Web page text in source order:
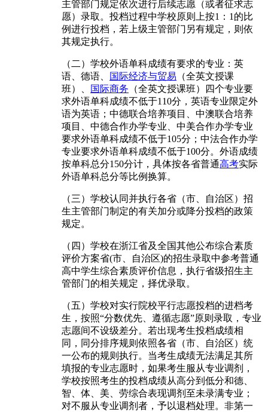
主管部门规定依次进行后续志愿（或者征求志
愿）录取。投档过程中学校原则上按1：1的比
例进行投档，若上级主管部门另有规定，则依
其规定执行。
（二）学校外语单科成绩有要求的专业：英
语、德语、
国际经济与贸易 （全英文授课
班）、
国际商务 （全英文授课班）四个专业要
求外语单科成绩不低于110分，英语专业限定外
语为英语；中德联合培养项目、中澳联合培养
项目、中德合作办学专业、中美合作办学专业
要求外语单科成绩不低于105分；中法合作办学
专业要求外语单科成绩不低于100分。外语成绩
按单科总分150分计，具体按各省普通高考实际
外语单科总分等比例换算。
（三）学校认同并执行各省（市、自治区）招
生主管部门制定的有关加分或降分投档的政策
规定。
（四）学校在浙江省及全国其他公布综合素质
评价方案省(市、自治区)的招生录取中参考普通
高中学生综合素质评价信息，执行省级招生主
管部门的相关规定，择优录取。
（五）学校对实行院校平行志愿投档的进档考
生，按照“分数优先、遵循志愿”原则录取，专业
志愿间不设级差分。若出现考生投档成绩相
同，同分排序规则依照各省（市、自治区）统
一公布的规则执行。当考生成绩无法满足其所
填报的专业志愿时，如果考生服从专业调剂，
学校按照考生的投档成绩从高分到低分和德、
智、体、美、劳综合表现调剂至未录满专业；
对不服从专业调剂者，予以退档处理。非第一